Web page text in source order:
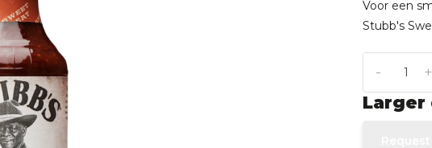
Voor een
Stubb's
+
-
Larger